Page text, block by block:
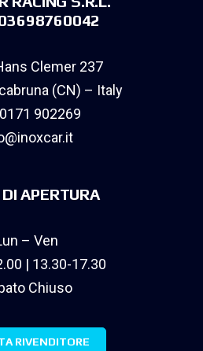
Clemer 237
(CN) – Italy
902269
APERTURA
– Ven
| 13.30-17.30
Chiuso
RIVENDITORE